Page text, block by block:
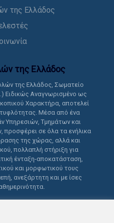
της Ελλάδος
της Ελλάδoς
της Ελλάδος, Σωματείο
Ειδικώς Αναγνωρισμένο ως
Χαρακτήρα, αποτελεί
Μέσα από ένα
Υπηρεσιών, Τμημάτων και
σε όλα τα ενήλικα
της χώρας, αλλά και
πολλαπλή στήριξη για
ένταξη-αποκατάσταση,
και μορφωτικού τους
ανεξάρτητη και με ίσες